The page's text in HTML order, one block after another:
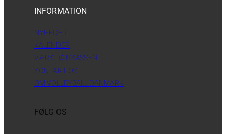
INFORMATION
NYHEDER
KALENDER
VÆRKTØJSKASSEN
KONTAKT OS
OM VOLLEYBALL DANMARK
FØLG OS